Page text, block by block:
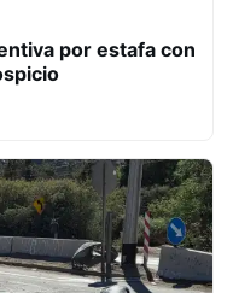
por estafa con